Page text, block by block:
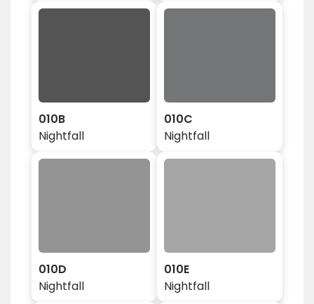
010B
Nightfall
010C
Nightfall
010D
Nightfall
010E
Nightfall